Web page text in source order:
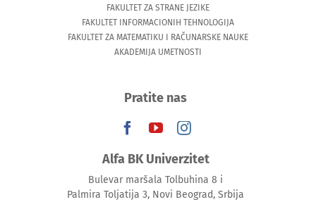
FAKULTET ZA STRANE JEZIKE
FAKULTET INFORMACIONIH TEHNOLOGIJA
FAKULTET ZA MATEMATIKU I RAČUNARSKE NAUKE
AKADEMIJA UMETNOSTI
Pratite nas
Alfa BK Univerzitet
Bulevar maršala Tolbuhina 8 i
Palmira Toljatija 3, Novi Beograd, Srbija